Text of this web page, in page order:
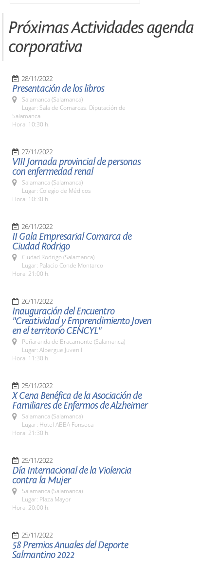
Próximas Actividades agenda
corporativa
28/11/2022
Presentación de los libros
Salamanca (Salamanca)
Lugar: Sala de Comarcas. Diputación de
Salamanca
Hora: 10:30 h.
27/11/2022
VIII Jornada provincial de personas
con enfermedad renal
Salamanca (Salamanca)
Lugar: Colegio de Médicos
Hora: 10:30 h.
26/11/2022
II Gala Empresarial Comarca de
Ciudad Rodrigo
Ciudad Rodrigo (Salamanca)
Lugar: Palacio Conde Montarco
Hora: 21:00 h.
26/11/2022
Inauguración del Encuentro
"Creatividad y Emprendimiento Joven
en el territorio CENCYL"
Peñaranda de Bracamonte (Salamanca)
Lugar: Albergue Juvenil
Hora: 11:30 h.
25/11/2022
X Cena Benéfica de la Asociación de
Familiares de Enfermos de Alzheimer
Salamanca (Salamanca)
Lugar: Hotel ABBA Fonseca
Hora: 21:30 h.
25/11/2022
Día Internacional de la Violencia
contra la Mujer
Salamanca (Salamanca)
Lugar: Plaza Mayor
Hora: 20:00 h.
25/11/2022
58 Premios Anuales del Deporte
Salmantino 2022